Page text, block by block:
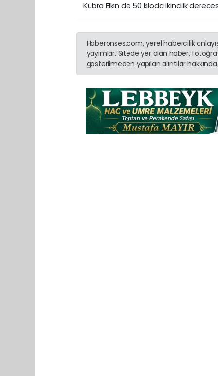
Kübra Elkin de 50 kiloda ikincilik
Haberonses.com, yerel habercilik
yayımlar. Sitede yer alan haber,
gösterilmeden yapılan alıntılar